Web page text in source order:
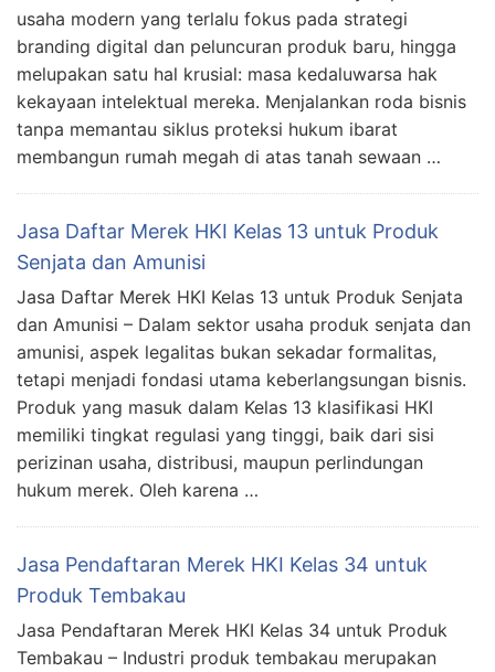
usaha modern yang terlalu fokus pada strategi
branding digital dan peluncuran produk baru, hingga
melupakan satu hal krusial: masa kedaluwarsa hak
kekayaan intelektual mereka. Menjalankan roda bisnis
tanpa memantau siklus proteksi hukum ibarat
membangun rumah megah di atas tanah sewaan …
Jasa Daftar Merek HKI Kelas 13 untuk Produk
Senjata dan Amunisi
Jasa Daftar Merek HKI Kelas 13 untuk Produk Senjata
dan Amunisi – Dalam sektor usaha produk senjata dan
amunisi, aspek legalitas bukan sekadar formalitas,
tetapi menjadi fondasi utama keberlangsungan bisnis.
Produk yang masuk dalam Kelas 13 klasifikasi HKI
memiliki tingkat regulasi yang tinggi, baik dari sisi
perizinan usaha, distribusi, maupun perlindungan
hukum merek. Oleh karena …
Jasa Pendaftaran Merek HKI Kelas 34 untuk
Produk Tembakau
Jasa Pendaftaran Merek HKI Kelas 34 untuk Produk
Tembakau – Industri produk tembakau merupakan